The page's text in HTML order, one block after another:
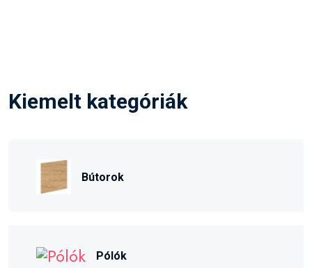
Kiemelt kategóriák
Bútorok
Pólók